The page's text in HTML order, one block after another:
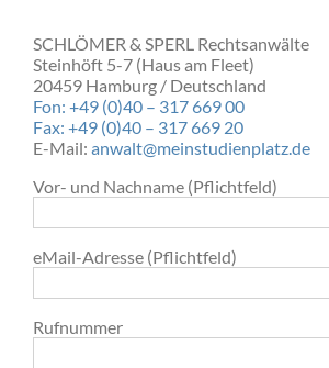
SCHLÖMER & SPERL Rechtsanwälte
Steinhöft 5-7 (Haus am Fleet)
20459 Hamburg / Deutschland
Fon: +49 (0)40 – 317 669 00
Fax: +49 (0)40 – 317 669 20
E-Mail: anwalt@meinstudienplatz.de
Vor- und Nachname (Pflichtfeld)
eMail-Adresse (Pflichtfeld)
Rufnummer